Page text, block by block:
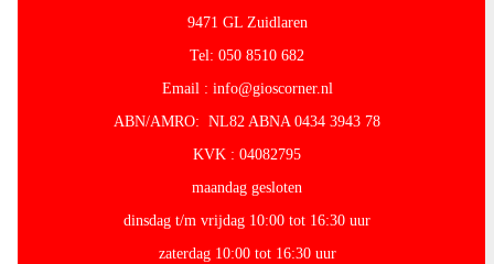
9471 GL Zuidlaren
Tel: 050 8510 682
Email : info@gioscorner.nl
ABN/AMRO: NL82 ABNA 0434 3943 78
KVK : 04082795
maandag gesloten
dinsdag t/m vrijdag 10:00 tot 16:30 uur
zaterdag 10:00 tot 16:30 uur